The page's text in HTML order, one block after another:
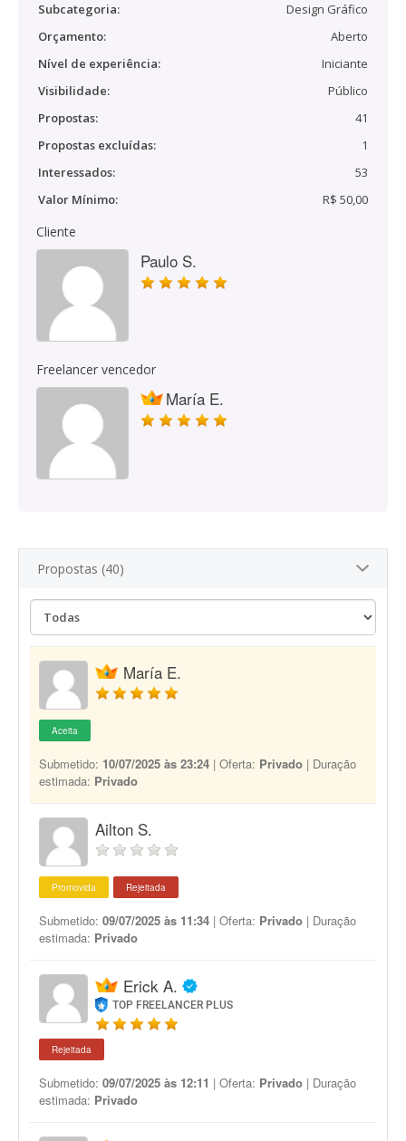
Subcategoria:
Design Gráfico
Orçamento:
Aberto
Nível de experiência:
Iniciante
Visibilidade:
Público
Propostas:
41
Propostas excluídas:
1
Interessados:
53
Valor Mínimo:
R$ 50,00
Cliente
Paulo S.
Freelancer vencedor
María E.
Propostas (40)
María E.
Aceita
Submetido: 10/07/2025 às 23:24 | Oferta: Privado | Duração
estimada: Privado
Ailton S.
Promovida Rejeitada
Submetido: 09/07/2025 às 11:34 | Oferta: Privado | Duração
estimada: Privado
Erick A.
TOP FREELANCER PLUS
Rejeitada
Submetido: 09/07/2025 às 12:11 | Oferta: Privado | Duração
estimada: Privado